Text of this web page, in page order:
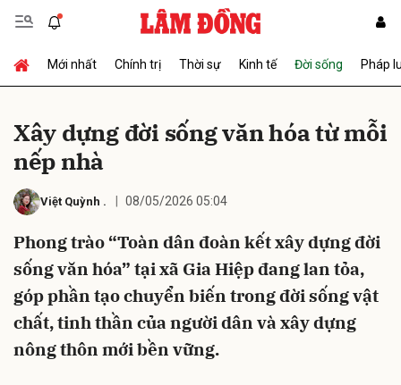
Mới nhất Chính trị Thời sự Kinh tế Đời sống Pháp
Xây dựng đời sống văn hóa từ mỗi
nếp nhà
Việt Quỳnh . 08/05/2026 05:04
Phong trào “Toàn dân đoàn kết xây dựng đời
sống văn hóa” tại xã Gia Hiệp đang lan tỏa,
góp phần tạo chuyển biến trong đời sống vật
chất, tinh thần của người dân và xây dựng
nông thôn mới bền vững.
Gửi bình luận
Hủy Gửi